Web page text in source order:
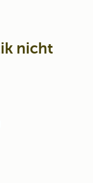
nicht